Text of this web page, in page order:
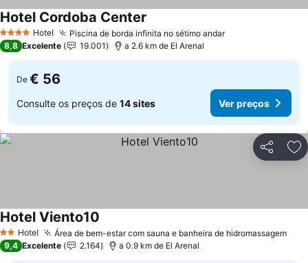
4 EstrelasHotel Piscina de borda infinita no sétimo andar
Hotel Cordoba Center
8,8 Excelente 19.001 a 2.6 km de El Arenal
De € 56
Consulte os preços de 14 sites Ver preços
Partilhar
2 Estrelas
Hotel Área de bem-estar com sauna e banheira de hidromassagem
Hotel Viento10
9,4 Excelente 2.164 a 0.9 km de El Arenal